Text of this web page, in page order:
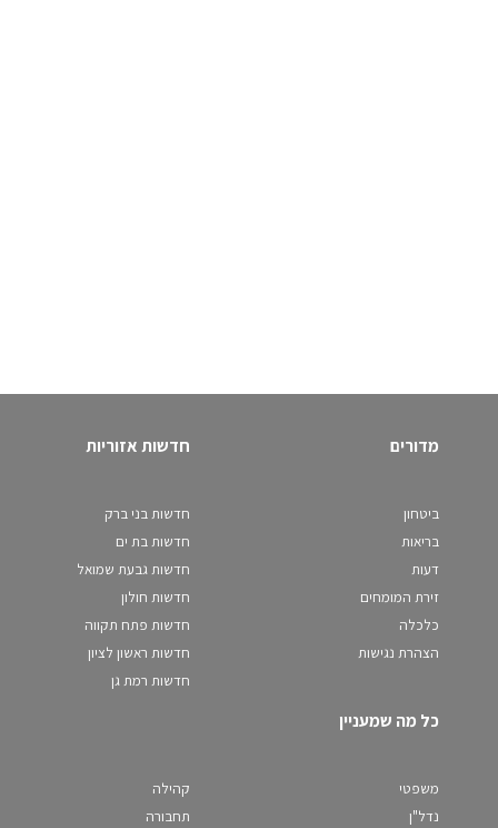
מדורים
ביטחון
בריאות
דעות
זירת המומחים
כלכלה
הצהרת נגישות
חדשות אזוריות
חדשות בני ברק
חדשות בת ים
חדשות גבעת שמואל
חדשות חולון
חדשות פתח תקווה
חדשות ראשון לציון
חדשות רמת גן
כל מה שמעניין
משפטי
נדל"ן
קהילה
תחבורה